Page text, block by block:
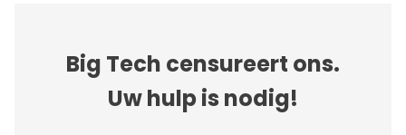
Big Tech censureert ons.
Uw hulp is nodig!